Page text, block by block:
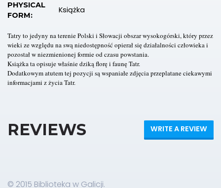
PHYSICAL
FORM:
Książka
Tatry to jedyny na terenie Polski i Słowacji obszar wysokogórski, który przez
wieki ze względu na swą niedostępność opierał się działalności człowieka i
pozostał w niezmienionej formie od czasu powstania.
Książka ta opisuje właśnie dziką florę i faunę Tatr.
Dodatkowym atutem tej pozycji są wspaniałe zdjęcia przeplatane ciekawymi
informacjami z życia Tatr.
REVIEWS WRITE A REVIEW
© 2015 Biblioteka w Galicji.